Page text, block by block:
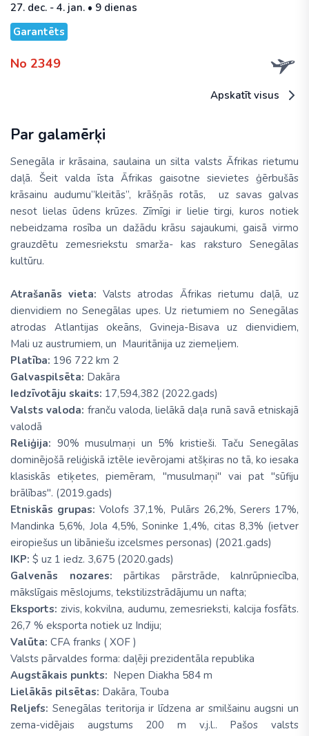
27. dec. - 4. jan. • 9 dienas
Garantēts
No 2349
Apskatīt visus
Par galamērķi
Senegāla ir krāsaina, saulaina un silta valsts Āfrikas rietumu
daļā. Šeit valda īsta Āfrikas gaisotne sievietes ģērbušās
krāsainu audumu”kleitās”, krāšņās rotās, uz savas galvas
nesot lielas ūdens krūzes. Zīmīgi ir lielie tirgi, kuros notiek
nebeidzama rosība un dažādu krāsu sajaukumi, gaisā virmo
grauzdētu zemesriekstu smarža- kas raksturo Senegālas
kultūru.
Atrašanās vieta:Valsts atrodas Āfrikas rietumu daļā, uz
dienvidiem no Senegālas upes. Uz rietumiem no Senegālas
atrodas Atlantijas okeāns, Gvineja-Bisava uz dienvidiem,
Mali uz austrumiem, un Mauritānija uz ziemeļiem.
Platība: 196 722 km 2
Galvaspilsēta: Dakāra
Iedzīvotāju skaits: 17,594,382 (2022.gads)
Valsts valoda: franču valoda, lielākā daļa runā savā etniskajā
valodā
Reliģija: 90% musulmaņi un 5% kristieši. Taču Senegālas
dominējošā reliģiskā iztēle ievērojami atšķiras no tā, ko iesaka
klasiskās etiķetes, piemēram, "musulmaņi" vai pat "sūfiju
brālības". (2019.gads)
Etniskās grupas:Volofs 37,1%, Pulārs 26,2%, Serers 17%,
Mandinka 5,6%, Jola 4,5%, Soninke 1,4%, citas 8,3% (ietver
eiropiešus un libāniešu izcelsmes personas) (2021.gads)
IKP: $ uz 1 iedz. 3,675 (2020.gads)
Galvenās nozares: pārtikas pārstrāde, kalnrūpniecība,
mākslīgais mēslojums, tekstilizstrādājumu un nafta;
Eksports: zivis, kokvilna, audumu, zemesrieksti, kalcija fosfāts.
26,7 % eksporta notiek uz Indiju;
Valūta: CFA franks ( XOF )
Valsts pārvaldes forma: daļēji prezidentāla republika
Augstākais punkts: Nepen Diakha 584 m
Lielākās pilsētas: Dakāra, Touba
Reljefs: Senegālas teritorija ir līdzena ar smilšainu augsni un
zema-vidējais augstums 200 m v.j.l.. Pašos valsts